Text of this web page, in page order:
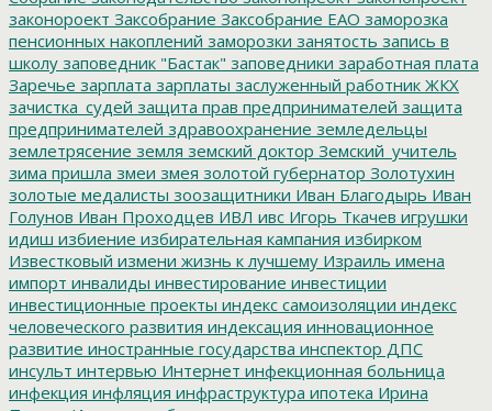
законороект Заксобрание Заксобрание ЕАО заморозка
пенсионных накоплений заморозки занятость запись в
школу заповедник "Бастак" заповедники заработная плата
Заречье зарплата зарплаты заслуженный работник ЖКХ
зачистка_судей защита прав предпринимателей защита
предпринимателей здравоохранение земледельцы
землетрясение земля земский доктор Земский_учитель
зима пришла змеи змея золотой губернатор Золотухин
золотые медалисты зоозащитники Иван Благодырь Иван
Голунов Иван Проходцев ИВЛ ивс Игорь Ткачев игрушки
идиш избиение избирательная кампания избирком
Известковый измени жизнь к лучшему Израиль имена
импорт инвалиды инвестирование инвестиции
инвестиционные проекты индекс самоизоляции индекс
человеческого развития индексация инновационное
развитие иностранные государства инспектор ДПС
инсульт интервью Интернет инфекционная больница
инфекция инфляция инфраструктура ипотека Ирина